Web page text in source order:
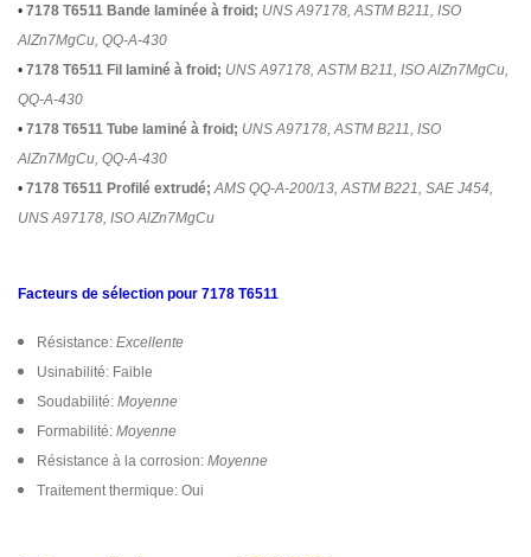
• 7178 T6511 Bande laminée à froid; UNS A97178, ASTM B211, ISO
AlZn7MgCu, QQ-A-430
• 7178 T6511 Fil laminé à froid; UNS A97178, ASTM B211, ISO AlZn7MgCu,
QQ-A-430
• 7178 T6511 Tube laminé à froid; UNS A97178, ASTM B211, ISO
AlZn7MgCu, QQ-A-430
• 7178 T6511 Profilé extrudé; AMS QQ-A-200/13, ASTM B221, SAE J454,
UNS A97178, ISO AlZn7MgCu
Facteurs de sélection pour 7178 T6511
Résistance: Excellente
Usinabilité: Faible
Soudabilité: Moyenne
Formabilité: Moyenne
Résistance à la corrosion: Moyenne
Traitement thermique: Oui